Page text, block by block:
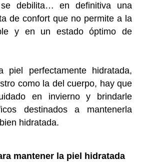
se debilita… en definitiva una
de confort que no permite a la
y en un estado óptimo de
piel perfectamente hidratada,
como la del cuerpo, hay que
en invierno y brindarle
destinados a mantenerla
hidratada.
mantener la piel hidratada